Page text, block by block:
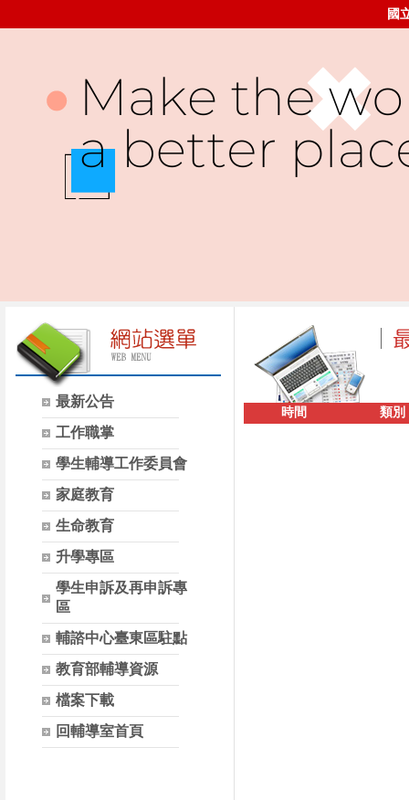
國
最新公告
工作職掌
學生輔導工作委員會
家庭教育
生命教育
升學專區
學生申訴及再申訴專
區
輔諮中心臺東區駐點
教育部輔導資源
檔案下載
回輔導室首頁
時間 類別